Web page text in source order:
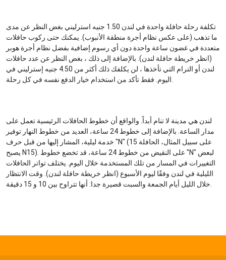
تكلفة رحلة حافلة واحدة في لندن 1.50 جنيه استرليني بغض النظر عن مدى
ما تذهب (على عكس نظام أجرة منطقة الأنبوب). يمكنك حتى ركوب حافلات
متعددة في غضون ساعة واحدة دون أي رسوم إضافية بفضل نظام أجرة هوبر
(انظر خريطة حافلة لندن). بالإضافة إلى ذلك ، بغض النظر عن عدد حافلات
لندن أو الترام التي تأخذها ، لن يكلفك ذلك أكثر من 4.50 جنيه إسترليني في
اليوم. فقط تأكد من استخدام خيار الدفع نفسه في كل رحلة.
لندن هي مدينة لا تنام أبداً. والواقع أن خطوط الحافلات الرئيسية تعمل على
مدار الساعة. بالإضافة إلى خطوط 24 ساعة، العديد من خطوط النهار توفير
خدمة ليلية، المشار إليها من قبل حرف "N" (على سبيل المثال، الحافلة 15
يصبح N15). على النقيض من خطوط 24 ساعة، قد تخضع خطوط "N" لبعض
التغييرات في المسار من تلك المستخدمة خلال اليوم. يختلف تواتر الحافلات
الليلية في لندن وفقًا ليوم الأسبوع (انظر خريطة حافلة لندن). وقت الانتظار
خلال الليل أيام الجمعة والسبت قصيرة جدا: أنها تتراوح بين 10 و 15 دقيقة.